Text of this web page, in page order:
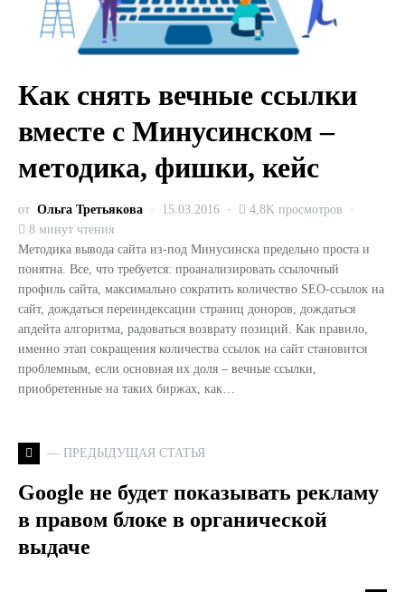
Как снять вечные ссылки
вместе с Минусинском –
методика, фишки, кейс
от Ольга Третьякова 15.03.2016
4,8K просмотров
8 минут чтения
Методика вывода сайта из-под Минусинска предельно проста и
понятна. Все, что требуется: проанализировать ссылочный
профиль сайта, максимально сократить количество SEO-ссылок на
сайт, дождаться переиндексации страниц доноров, дождаться
апдейта алгоритма, радоваться возврату позиций. Как правило,
именно этап сокращения количества ссылок на сайт становится
проблемным, если основная их доля – вечные ссылки,
приобретенные на таких биржах, как…
— ПРЕДЫДУЩАЯ СТАТЬЯ
Google не будет показывать рекламу
в правом блоке в органической
выдаче